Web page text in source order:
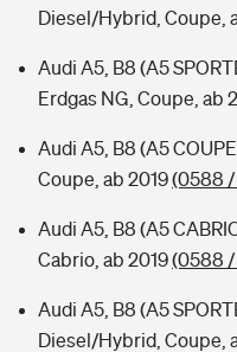
Diesel/Hybrid, Coupe,
Audi A5, B8 (A5
Erdgas NG, Coupe, ab
Audi A5, B8 (A5
Coupe, ab 2019(0588 /
Audi A5, B8 (A5
Cabrio, ab 2019(0588 /
Audi A5, B8 (A5
Diesel/Hybrid, Coupe,